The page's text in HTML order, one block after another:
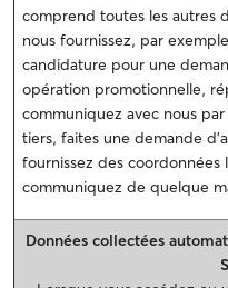
comprend toutes les autres
nous fournissez, par
candidature pour une
opération promotionnelle,
communiquez avec nous
tiers, faites une demande
fournissez des coordonnées
communiquez de quelque
Données collectées